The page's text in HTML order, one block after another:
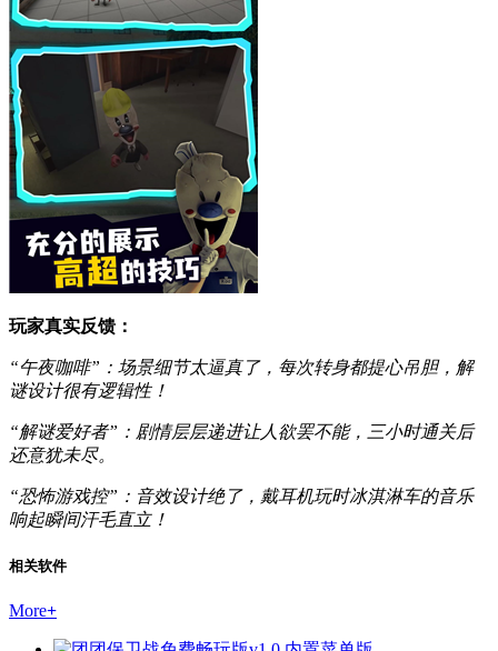
玩家真实反馈：
“午夜咖啡”：场景细节太逼真了，每次转身都提心吊胆，解
谜设计很有逻辑性！
“解谜爱好者”：剧情层层递进让人欲罢不能，三小时通关后
还意犹未尽。
“恐怖游戏控”：音效设计绝了，戴耳机玩时冰淇淋车的音乐
响起瞬间汗毛直立！
相关软件
More+